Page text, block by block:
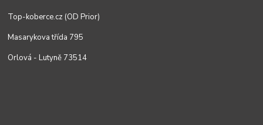
Top-koberce.cz (OD Prior)
Masarykova třída 795
Orlová - Lutyně 73514